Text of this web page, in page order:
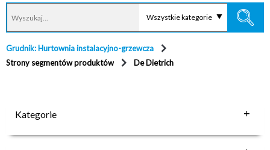
Wszystkie kategorie
Grudnik: Hurtownia instalacyjno-grzewcza
Strony segmentów produktów
De Dietrich
Kategorie